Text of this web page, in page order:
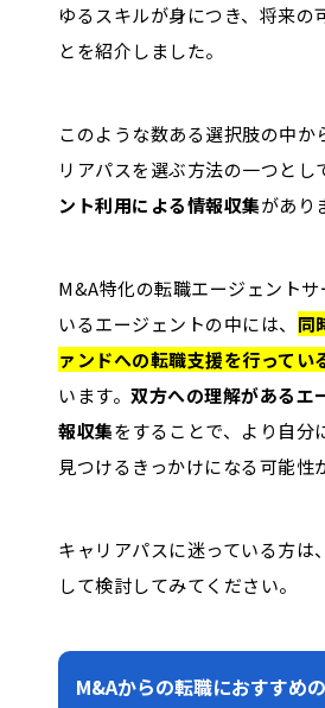
ゆるスキルが身につき、将来の
とを紹介しました。
このような数ある選択肢の中か
リアパスを選ぶ方法の一つとし
ント利用による情報収集があり
M&A特化の転職エージェント
いるエージェントの中には、 同
ァンドへの転職支援を行ってい
います。 双方への理解があるエ
報収集をすることで、より自分
見つけるきっかけになる可能性
キャリアパスに迷っている方は
して検討してみてください。
M&Aからの転職におすすめ